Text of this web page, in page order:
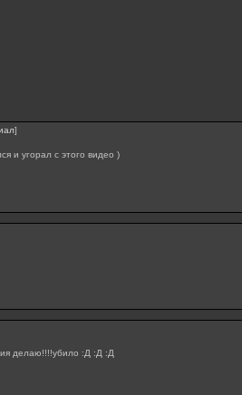
]
и угорал с этого видео )
делаю!!!!убило :Д :Д :Д